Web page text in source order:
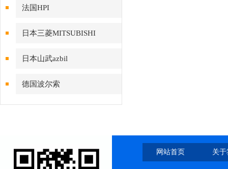
法国HPI
日本三菱MITSUBISHI
日本山武azbil
德国波尔索
网站首页 关